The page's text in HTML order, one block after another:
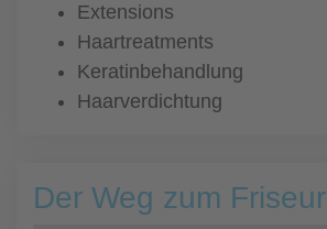
Extensions
Haartreatments
Keratinbehandlung
Haarverdichtung
Der Weg zum Friseur